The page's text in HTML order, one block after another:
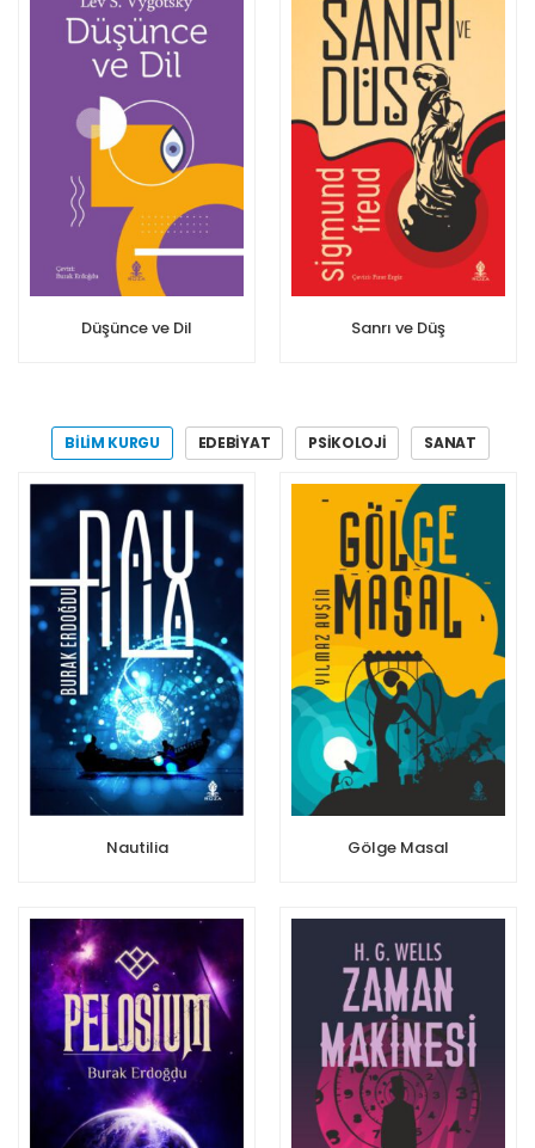
Düşünce ve Dil Sanrı ve Düş
BİLİM KURGU EDEBİYAT PSİKOLOJİ SANAT
Nautilia Gölge Masal